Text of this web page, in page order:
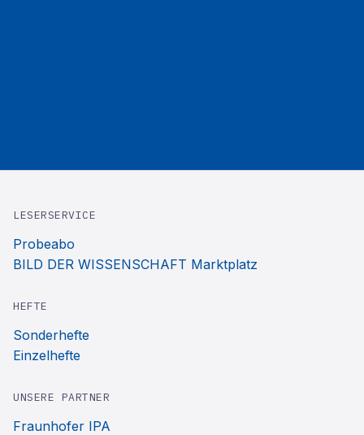
LESERSERVICE
Probeabo
BILD DER WISSENSCHAFT Marktplatz
HEFTE
Sonderhefte
Einzelhefte
UNSERE PARTNER
Fraunhofer IPA